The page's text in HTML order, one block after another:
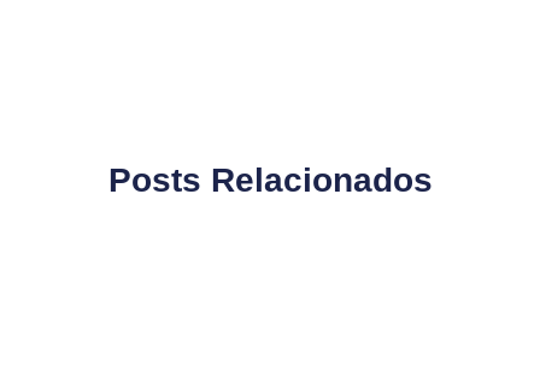
Posts Relacionados